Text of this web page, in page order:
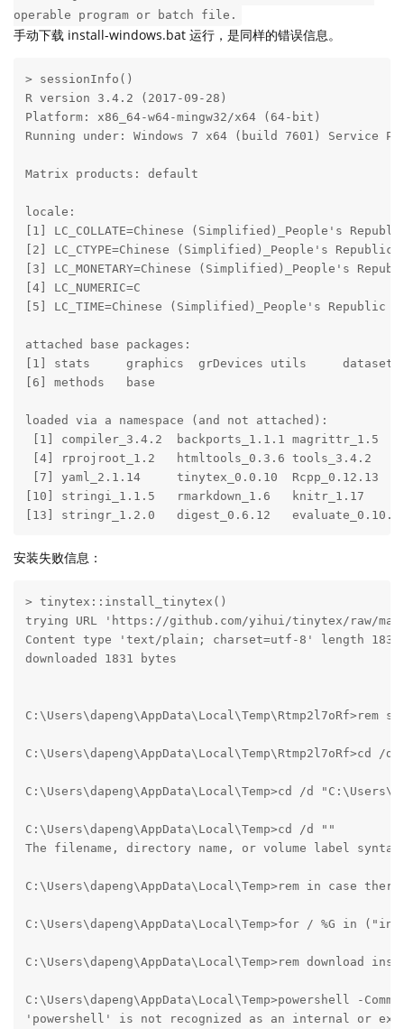
operable program or batch file.
手动下载 install-windows.bat 运行，是同样的错误信息。
> sessionInfo()
R version 3.4.2 (2017-09-28)
Platform: x86_64-w64-mingw32/x64 (64-bit)
Running under: Windows 7 x64 (build 7601) Service
Matrix products: default
locale:
[1] LC_COLLATE=Chinese (Simplified)_People's
[2] LC_CTYPE=Chinese (Simplified)_People's
[3] LC_MONETARY=Chinese (Simplified)_People's
[4]
[5] LC_TIME=Chinese (Simplified)_People's
attached base packages:
[1] stats     graphics  grDevices utils
[6] methods   base
loaded via a namespace (and not attached):
[1] compiler_3.4.2  backports_1.1.1 magrittr_1.5
[4] rprojroot_1.2   htmltools_0.3.6 tools_3.4.2
[7] yaml_2.1.14     tinytex_0.0.10  Rcpp_0.12.13
[10] stringi_1.1.5   rmarkdown_1.6   knitr_1.17
[13] stringr_1.2.0   digest_0.6.12   evaluate_0.10.1
安装失败信息：
> tinytex::install_tinytex()
trying URL 'https://github.com/yihui/tinytex/raw/
Content type 'text/plain; charset=utf-8' length 1831
downloaded 1831 bytes
C:\Users\dapeng\AppData\Local\Temp\Rtmp2l7oRf>cd /
C:\Users\dapeng\AppData\Local\Temp>cd /d
C:\Users\dapeng\AppData\Local\Temp>cd /d ""
The filename, directory name, or volume label
C:\Users\dapeng\AppData\Local\Temp>rem in
C:\Users\dapeng\AppData\Local\Temp>for / %G in
C:\Users\dapeng\AppData\Local\Temp>rem
C:\Users\dapeng\AppData\Local\Temp>powershell
'powershell' is not recognized as an internal or